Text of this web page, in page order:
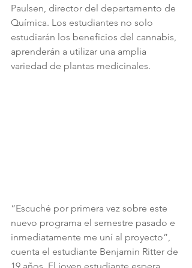
Paulsen, director del departamento de
Química. Los estudiantes no solo
estudiarán los beneficios del cannabis,
aprenderán a utilizar una amplia
variedad de plantas medicinales.
“Escuché por primera vez sobre este
nuevo programa el semestre pasado e
inmediatamente me uní al proyecto”,
cuenta el estudiante Benjamin Ritter de